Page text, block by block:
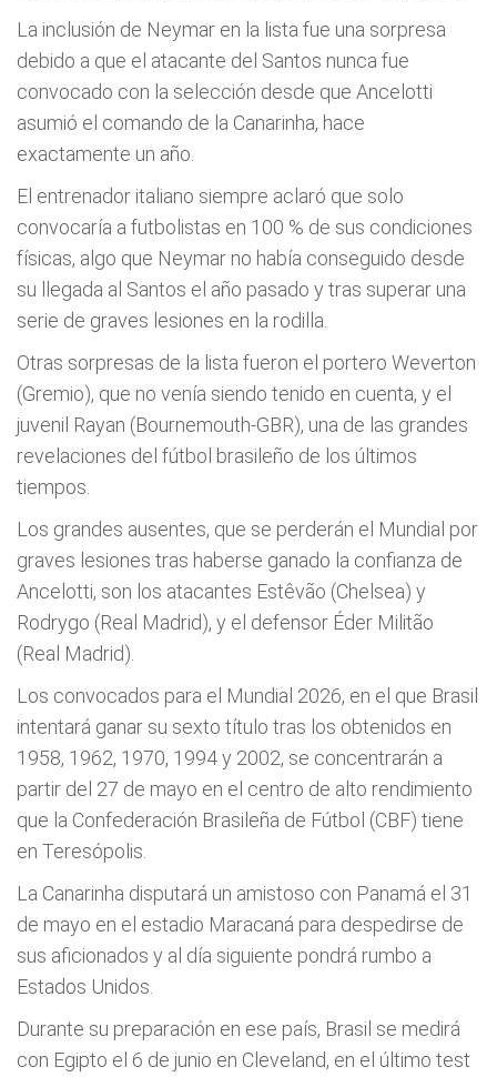
La inclusión de Neymar en la lista fue una sorpresa
debido a que el atacante del Santos nunca fue
convocado con la selección desde que Ancelotti
asumió el comando de la Canarinha, hace
exactamente un año.
El entrenador italiano siempre aclaró que solo
convocaría a futbolistas en 100 % de sus condiciones
físicas, algo que Neymar no había conseguido desde
su llegada al Santos el año pasado y tras superar una
serie de graves lesiones en la rodilla.
Otras sorpresas de la lista fueron el portero Weverton
(Gremio), que no venía siendo tenido en cuenta, y el
juvenil Rayan (Bournemouth-GBR), una de las grandes
revelaciones del fútbol brasileño de los últimos
tiempos.
Los grandes ausentes, que se perderán el Mundial por
graves lesiones tras haberse ganado la confianza de
Ancelotti, son los atacantes Estêvão (Chelsea) y
Rodrygo (Real Madrid), y el defensor Éder Militão
(Real Madrid).
Los convocados para el Mundial 2026, en el que Brasil
intentará ganar su sexto título tras los obtenidos en
1958, 1962, 1970, 1994 y 2002, se concentrarán a
partir del 27 de mayo en el centro de alto rendimiento
que la Confederación Brasileña de Fútbol (CBF) tiene
en Teresópolis.
La Canarinha disputará un amistoso con Panamá el 31
de mayo en el estadio Maracaná para despedirse de
sus aficionados y al día siguiente pondrá rumbo a
Estados Unidos.
Durante su preparación en ese país, Brasil se medirá
con Egipto el 6 de junio en Cleveland, en el último test